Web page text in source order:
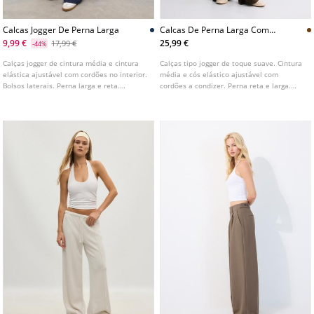
Calcas Jogger De Perna Larga
9,99 €
-44% 17,99 €
Calças jogger de cintura média e cintura
elástica ajustável com cordões no interior.
Bolsos laterais. Perna larga e reta.
Calcas De Perna Larga Com
Nervura E Toque Suave
25,99 €
Calças tipo jogger de toque suave. Cintura
média e cós elástico ajustável com
cordões a condizer. Perna reta e larga.